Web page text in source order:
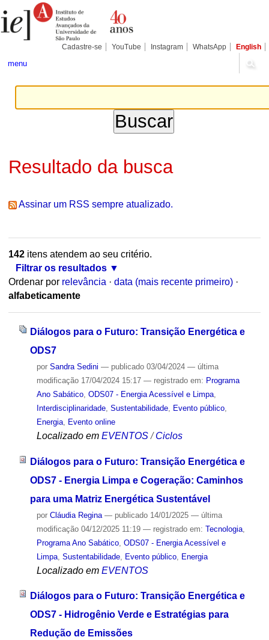
para
conteúdo.
Pessoais
Cadastre-se YouTube Instagram WhatsApp English
menu
Resultado da busca
Assinar um RSS sempre atualizado.
142itens atendem ao seu critério.
Filtrar os resultados
Ordenar por relevância · data (mais recente primeiro) ·
alfabeticamente
Diálogos para o Futuro: Transição Energética e
ODS7
por Sandra Sedini — publicado03/04/2024 — última
modificação17/04/2024 15:17 — registrado em: Programa
Ano Sabático, ODS07 - Energia Acessível e Limpa,
Interdisciplinaridade, Sustentabilidade, Evento público,
Energia, Evento online
Localizado em EVENTOS /Ciclos
Diálogos para o Futuro: Transição Energética e
ODS7 - Energia Limpa e Cogeração: Caminhos
para uma Matriz Energética Sustentável
por Cláudia Regina — publicado14/01/2025 — última
modificação04/12/2025 11:19 — registrado em: Tecnologia,
Programa Ano Sabático, ODS07 - Energia Acessível e
Limpa, Sustentabilidade, Evento público, Energia
Localizado em EVENTOS
Diálogos para o Futuro: Transição Energética e
ODS7 - Hidrogênio Verde e Estratégias para
Redução de Emissões